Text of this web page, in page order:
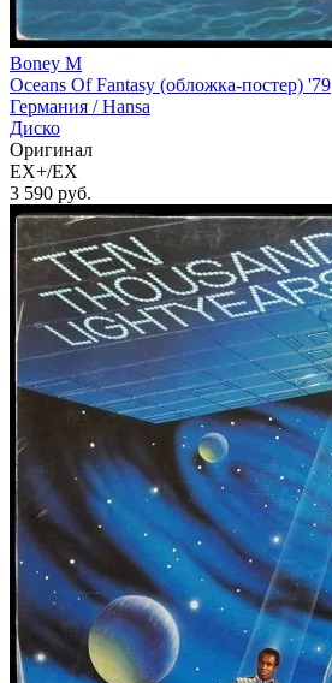
Boney M
Oceans Of Fantasy (обложка-постер) '79
Германия /Hansa
Диско
Оригинал
EX+/EX
3 590 руб.